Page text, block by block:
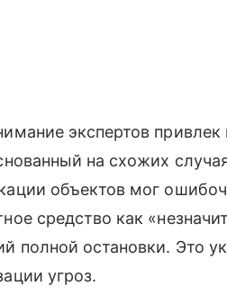
экспертов
на схожих
объектов мог
средство как
полной остановки. Это
угроз.